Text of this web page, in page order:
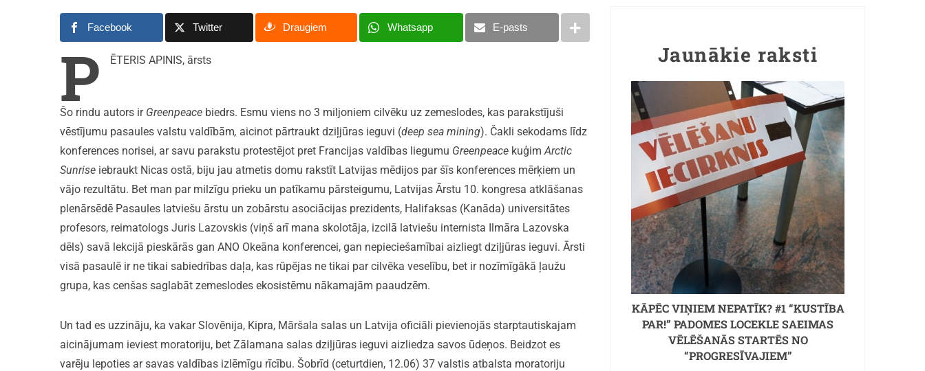
Facebook Twitter Draugiem Whatsapp E-pasts
P ĒTERIS APINIS, ārsts
Šo rindu autors ir Greenpeace biedrs. Esmu viens no 3 miljoniem cilvēku uz zemeslodes, kas parakstījuši
vēstījumu pasaules valstu valdībām, aicinot pārtraukt dziļjūras ieguvi (deep sea mining). Čakli sekodams līdz
konferences norisei, ar savu parakstu protestējot pret Francijas valdības liegumu Greenpeace kuģimArctic
Sunrise iebraukt Nicas ostā, biju jau atmetis domu rakstīt Latvijas mēdijos par šīs konferences mērķiem un
vājo rezultātu. Bet man par milzīgu prieku un patīkamu pārsteigumu, Latvijas Ārstu 10. kongresa atklāšanas
plenārsēdē Pasaules latviešu ārstu un zobārstu asociācijas prezidents, Halifaksas (Kanāda) universitātes
profesors, reimatologs Juris Lazovskis (viņš arī mana skolotāja, izcilā latviešu internista Ilmāra Lazovska
dēls) savā lekcijā pieskārās gan ANO Okeāna konferencei, gan nepieciešamībai aizliegt dziļjūras ieguvi. Ārsti
visā pasaulē ir ne tikai sabiedrības daļa, kas rūpējas ne tikai par cilvēka veselību, bet ir nozīmīgākā ļaužu
grupa, kas cenšas saglabāt zemeslodes ekosistēmu nākamajām paaudzēm.
Un tad es uzzināju, ka vakar Slovēnija, Kipra, Māršala salas un Latvija oficiāli pievienojās starptautiskajam
aicinājumam ieviest moratoriju, bet Zālamana salas dziļjūras ieguvi aizliedza savos ūdeņos. Beidzot es
varēju lepoties ar savas valdības izlēmīgu rīcību. Šobrīd (ceturtdien, 12.06) 37 valstis atbalsta moratoriju
Jaunākie raksti
KĀPĒC VIŅIEM NEPATĪK? #1 “KUSTĪBA
PAR!” PADOMES LOCEKLE SAEIMAS
VĒLĒŠANĀS STARTĒS NO
“PROGRESĪVAJIEM”